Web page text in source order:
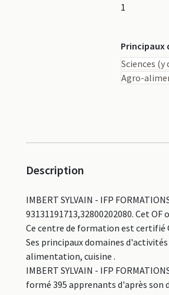
1
Principaux
Sciences
Agro-
Description
IMBERT SYLVAIN - IFP
93131191713,32800202080. Cet
Ce centre de formation est
Ses principaux domaines
alimentation, cuisine .
IMBERT SYLVAIN - IFP
formé 395 apprenants d'après son